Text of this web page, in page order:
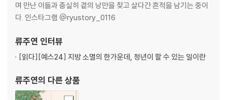
며 만난 이들과 충실히 곁의 낭만을 찾고 살다간 흔적을 남기는 중이
다. 인스타그램 @ryustory_0116
류주연 인터뷰
[읽다][예스24] 지방 소멸의 한가운데, 청년이 할 수 있는 일이란
류주연의 다른 상품